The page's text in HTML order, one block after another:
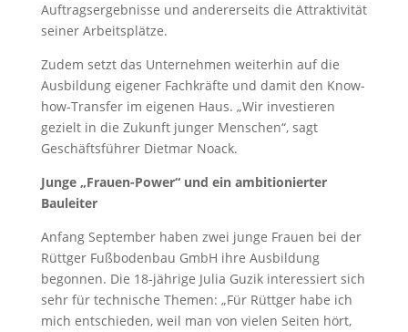
Auftragsergebnisse und andererseits die Attraktivität
seiner Arbeitsplätze.
Zudem setzt das Unternehmen weiterhin auf die
Ausbildung eigener Fachkräfte und damit den Know-
how-Transfer im eigenen Haus. „Wir investieren
gezielt in die Zukunft junger Menschen“, sagt
Geschäftsführer Dietmar Noack.
Junge „Frauen-Power“ und ein ambitionierter
Bauleiter
Anfang September haben zwei junge Frauen bei der
Rüttger Fußbodenbau GmbH ihre Ausbildung
begonnen. Die 18-jährige Julia Guzik interessiert sich
sehr für technische Themen: „Für Rüttger habe ich
mich entschieden, weil man von vielen Seiten hört,